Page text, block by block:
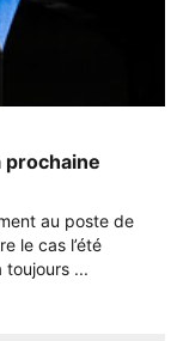
prochaine
au poste de
le cas l’été
toujours ...